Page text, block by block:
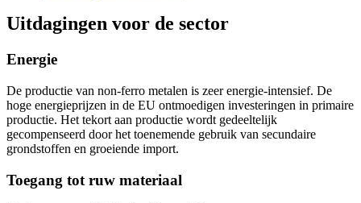
Uitdagingen voor de sector
Energie
De productie van non-ferro metalen is zeer energie-intensief. De
hoge energieprijzen in de EU ontmoedigen investeringen in primaire
productie. Het tekort aan productie wordt gedeeltelijk
gecompenseerd door het toenemende gebruik van secundaire
grondstoffen en groeiende import.
Toegang tot ruw materiaal